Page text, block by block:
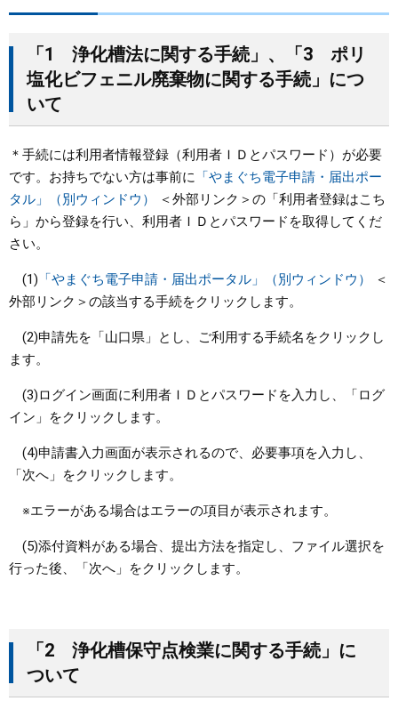
「1 浄化槽法に関する手続」、「3 ポリ
塩化ビフェニル廃棄物に関する手続」につ
いて
＊手続には利用者情報登録（利用者ＩＤとパスワード）が必要
です。お持ちでない方は事前に 「やまぐち電子申請・届出ポー
タル」（別ウィンドウ）
＜外部リンク＞ の「利用者登録はこち
ら」から登録を行い、利用者ＩＤとパスワードを取得してくだ
さい。
(1) 「やまぐち電子申請・届出ポータル」（別ウィンドウ）
＜
外部リンク＞ の該当する手続をクリックします。
(2)申請先を「山口県」とし、ご利用する手続名をクリックし
ます。
(3)ログイン画面に利用者ＩＤとパスワードを入力し、「ログ
イン」をクリックします。
(4)申請書入力画面が表示されるので、必要事項を入力し、
「次へ」をクリックします。
※エラーがある場合はエラーの項目が表示されます。
(5)添付資料がある場合、提出方法を指定し、ファイル選択を
行った後、「次へ」をクリックします。
「2 浄化槽保守点検業に関する手続」 に
ついて